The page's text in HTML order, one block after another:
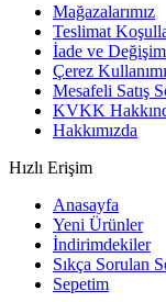
Mağazalarımız
Teslimat
İade ve
Çerez Kullanımı
Mesafeli Satış
KVKK
Hakkımızda
Hızlı Erişim
Anasayfa
Yeni Ürünler
İndirimdekiler
Sıkça Sorulan
Sepetim